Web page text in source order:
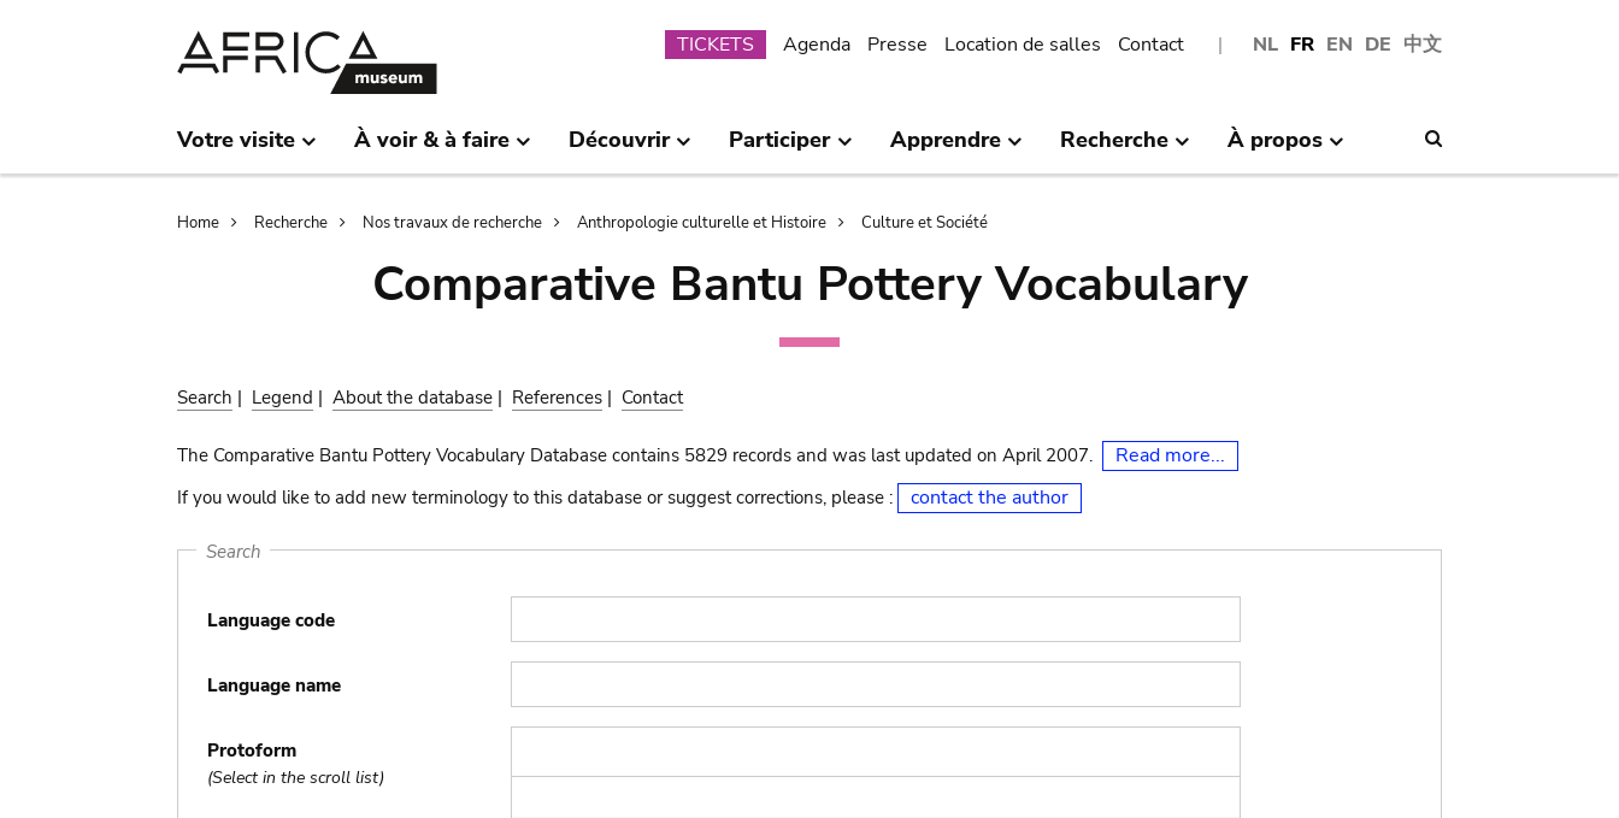
NL FR EN DE 中文
Submenu
TICKETS Agenda Presse Location de salles Contact
Votre visite À voir & à faire Découvrir Participer Apprendre Recherche À propos
Breadcrumb
Home Recherche Nos travaux de recherche Anthropologie culturelle et Histoire Culture et Société
Comparative Bantu Pottery Vocabulary
Search | Legend | About the database | References | Contact
The Comparative Bantu Pottery Vocabulary Database contains 5829 records and was last updated on April 2007. Read more...
If you would like to add new terminology to this database or suggest corrections, please : contact the author
Search
Language code
Language name
Protoform
(Select in the scroll list)